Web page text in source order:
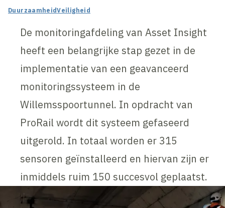
DuurzaamheidVeiligheid
De monitoringafdeling van Asset Insight
heeft een belangrijke stap gezet in de
implementatie van een geavanceerd
monitoringssysteem in de
Willemsspoortunnel. In opdracht van
ProRail wordt dit systeem gefaseerd
uitgerold. In totaal worden er 315
sensoren geïnstalleerd en hiervan zijn er
inmiddels ruim 150 succesvol geplaatst.